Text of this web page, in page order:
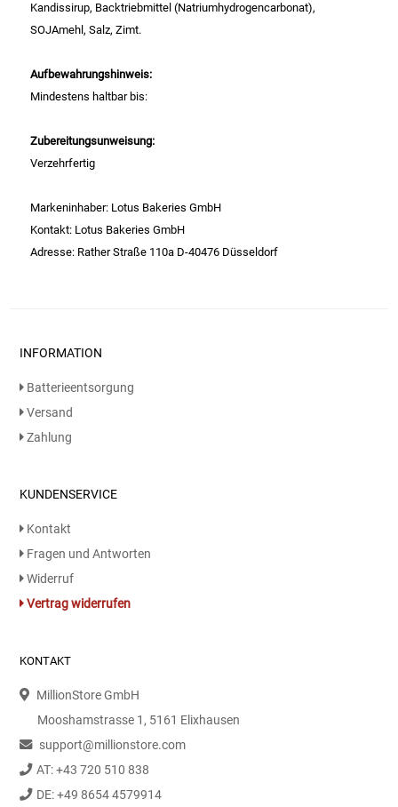
Gemüsekonserven
Haushaltshelfer
Kaffee
Kartoffelprod./Beilagen/Fruchtsalat gek.
Kartoffelprodukte
Kerzen / Anzündhilfen
Kochgeschirr
Körperpflege
Kandissirup, Backtriebmittel (Natriumhydrogencarbonat),
SOJAmehl, Salz, Zimt.
Aufbewahrungshinweis:
Mindestens haltbar bis:
Zubereitungsunweisung:
Verzehrfertig
Markeninhaber: Lotus Bakeries GmbH
Kontakt: Lotus Bakeries GmbH
Adresse: Rather Straße 110a D-40476 Düsseldorf
INFORMATION
Batterieentsorgung
Versand
Zahlung
KUNDENSERVICE
Kontakt
Fragen und Antworten
Widerruf
Vertrag widerrufen
KONTAKT
MillionStore GmbH
Mooshamstrasse 1, 5161 Elixhausen
support@millionstore.com
AT: +43 720 510 838
DE: +49 8654 4579914